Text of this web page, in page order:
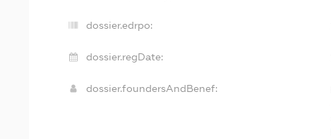
dossier.edrpo:
dossier.regDate:
dossier.foundersAndBenef: